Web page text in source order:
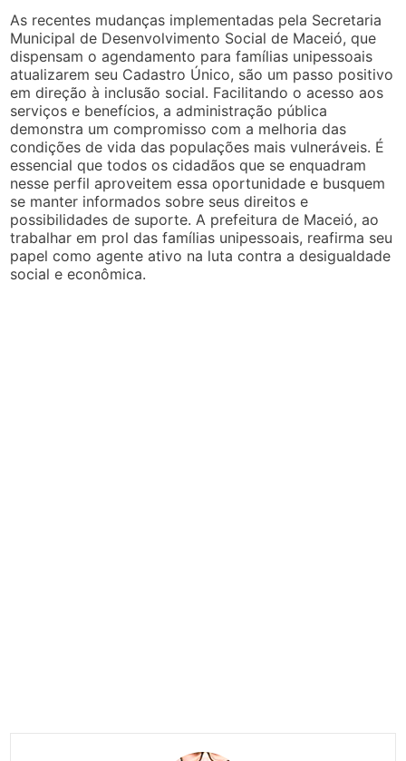
As recentes mudanças implementadas pela Secretaria
Municipal de Desenvolvimento Social de Maceió, que
dispensam o agendamento para famílias unipessoais
atualizarem seu Cadastro Único, são um passo positivo
em direção à inclusão social. Facilitando o acesso aos
serviços e benefícios, a administração pública
demonstra um compromisso com a melhoria das
condições de vida das populações mais vulneráveis. É
essencial que todos os cidadãos que se enquadram
nesse perfil aproveitem essa oportunidade e busquem
se manter informados sobre seus direitos e
possibilidades de suporte. A prefeitura de Maceió, ao
trabalhar em prol das famílias unipessoais, reafirma seu
papel como agente ativo na luta contra a desigualdade
social e econômica.